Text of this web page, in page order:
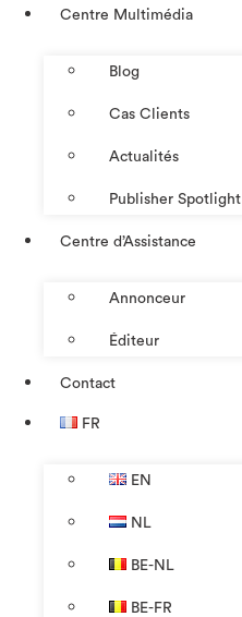
Centre Multimédia
Blog
Cas Clients
Actualités
Publisher Spotlight
Centre d’Assistance
Annonceur
Éditeur
Contact
FR
EN
NL
BE-NL
BE-FR